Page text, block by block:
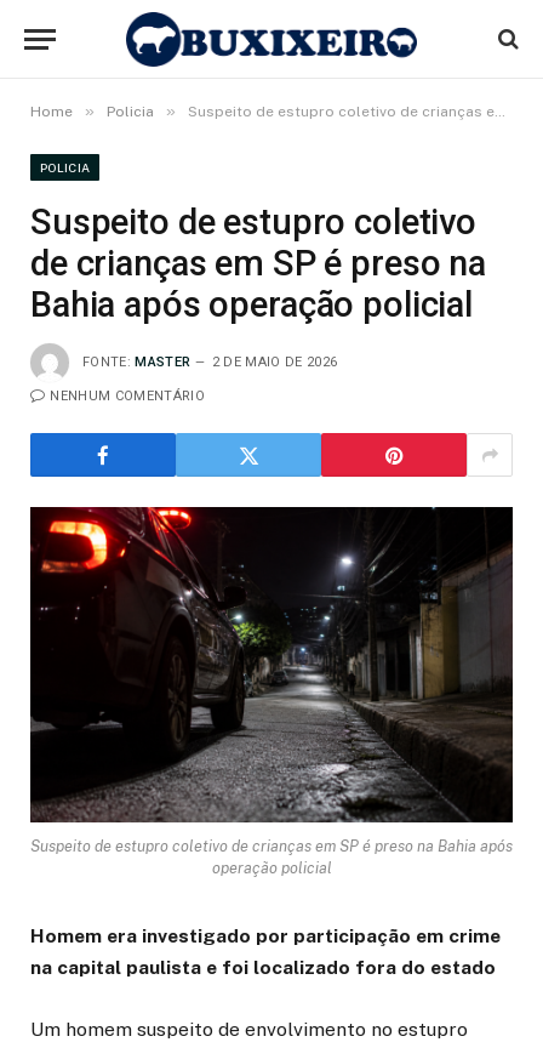
Home » Policia » Suspeito de estupro coletivo de crianças em SP é preso na Bahia após operação policial
POLICIA
Suspeito de estupro coletivo
de crianças em SP é preso na
Bahia após operação policial
FONTE: MASTER 2 DE MAIO DE 2026
NENHUM COMENTÁRIO
Suspeito de estupro coletivo de crianças em SP é preso na Bahia após
operação policial
Homem era investigado por participação em crime
na capital paulista e foi localizado fora do estado
Um homem suspeito de envolvimento no estupro